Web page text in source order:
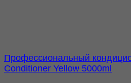
Профессиональный
Conditioner Yellow 5000ml